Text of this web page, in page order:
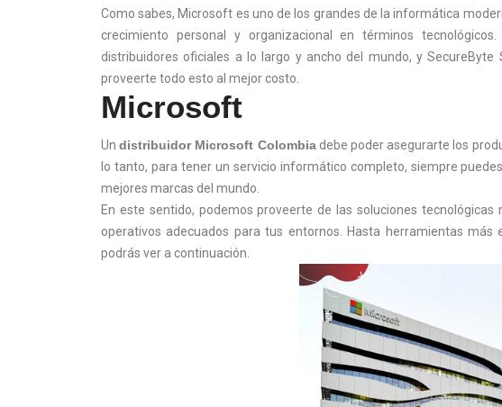
Como sabes, Microsoft es uno de los grandes de la informática
crecimiento personal y organizacional en términos
distribuidores oficiales a lo largo y ancho del mundo, y
proveerte todo esto al mejor costo.
Microsoft
Undistribuidor Microsoft Colombiadebe poder asegurarte los
lo tanto, para tener un servicio informático completo, siempre
mejores marcas del mundo.
En este sentido, podemos proveerte de las soluciones
operativos adecuados para tus entornos. Hasta herramientas
podrás ver a continuación.